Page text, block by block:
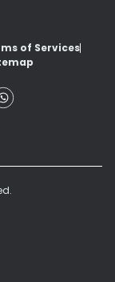
of Services